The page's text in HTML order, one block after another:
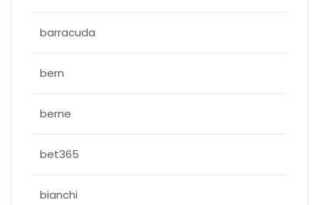
barracuda
bern
berne
bet365
bianchi